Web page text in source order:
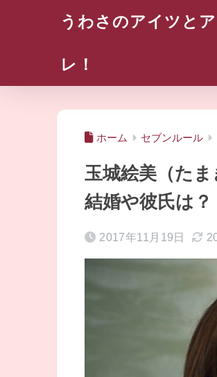
うわさのアイツと
レ！
ホーム セブンルール
玉城絵美（た
結婚や彼氏は？
2017年11月19日